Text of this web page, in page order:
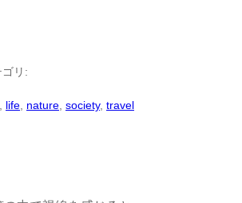
ゴリ:
life nature society, travel